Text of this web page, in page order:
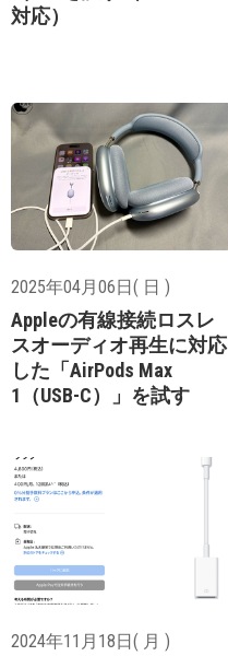
対応）
2025年04月06日( 日 )
Appleの有線接続ロスレ
スオーディオ再生に対応
した「AirPods Max
1（USB-C）」を試す
2024年11月18日( 月 )